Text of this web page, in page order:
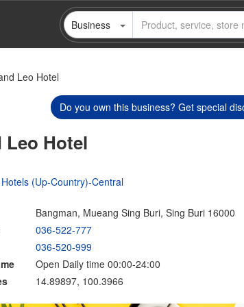
Business
Leo Hotel
Do you own this business? Get special
Leo Hotel
Hotels (Up-Country)-Central
Bangman, Mueang Sing Buri, Sing Buri 16000
036-522-777
036-520-999
Open Daily time 00:00-24:00
14.89897, 100.3966